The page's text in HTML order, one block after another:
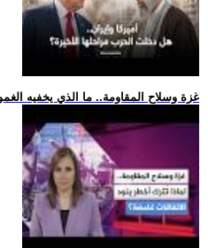
.. غزة وسلاح المقاومة.. ما الذي يخفيه